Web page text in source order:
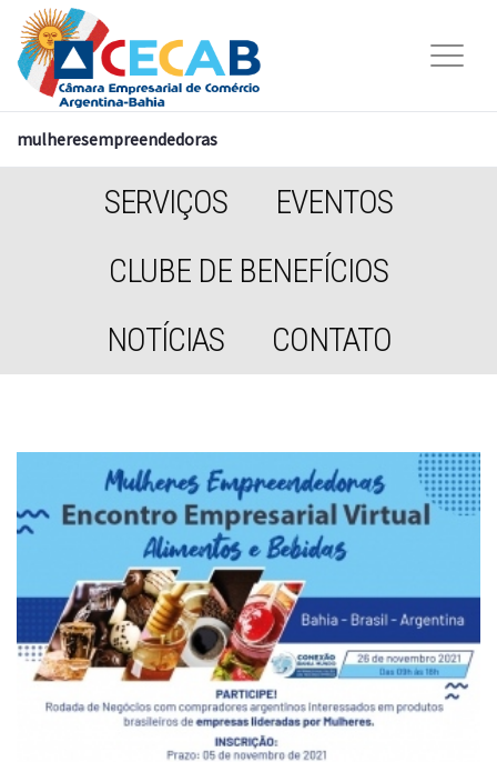
mulheresempreendedoras
SERVIÇOS
EVENTOS
CLUBE DE BENEFÍCIOS
NOTÍCIAS
CONTATO